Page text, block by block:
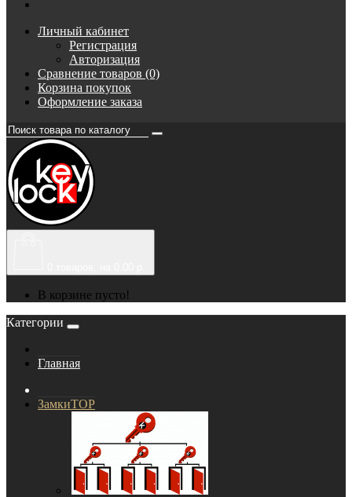
Личный кабинет
Регистрация
Авторизация
Сравнение товаров (0)
Корзина покупок
Оформление заказа
В корзине пусто!
Категории
Главная
ЗамкиTOP